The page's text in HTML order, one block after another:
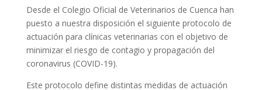
Desde el Colegio Oficial de Veterinarios de Cuenca han
puesto a nuestra disposición el siguiente protocolo de
actuación para clínicas veterinarias con el objetivo de
minimizar el riesgo de contagio y propagación del
coronavirus (COVID-19).
Este protocolo define distintas medidas de actuación